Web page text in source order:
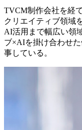
TVCM制作会社を経
クリエイティブ領域
AI活用まで幅広い領
ブ×AIを掛け合わせ
事している。